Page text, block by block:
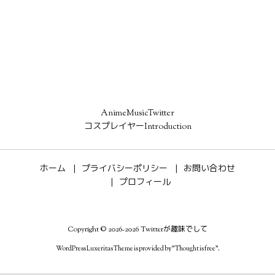
AnimeMusicTwitter
コスプレイヤーIntroduction
ホーム プライバシーポリシー
お問い合わせ
プロフィール
Copyright © 2026-2026Twitterが趣味でして
WordPress Luxeritas Theme is provided by "Thought is free".